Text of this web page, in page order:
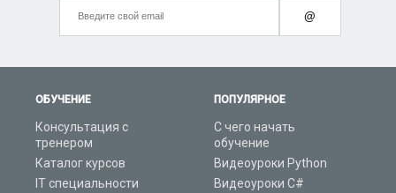
ОБУЧЕНИЕ
Консультация с
тренером
Каталог курсов
IT специальности
ПОПУЛЯРНОЕ
С чего начать
обучение
Видеоуроки Python
Видеоуроки C#
@